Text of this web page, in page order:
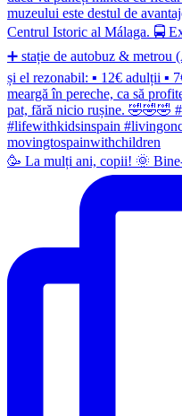
🥳 La mulți ani, copii! 🌞